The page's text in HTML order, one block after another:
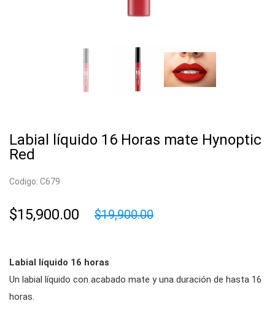
Labial líquido 16 Horas mate Hynoptic
Red
Codigo: C679
$15,900.00 $19,900.00
Labial líquido 16 horas
Un labial líquido con acabado mate y una duración de hasta 16
horas.